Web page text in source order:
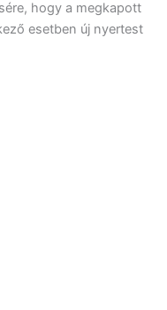
hogy a megkapott
esetben új nyertest